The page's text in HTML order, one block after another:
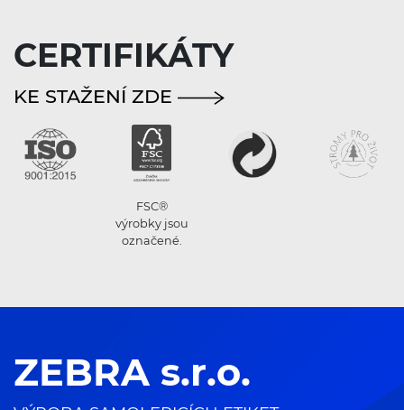
CERTIFIKÁTY
KE STAŽENÍ ZDE
FSC®
výrobky jsou
označené.
ZEBRA s.r.o.